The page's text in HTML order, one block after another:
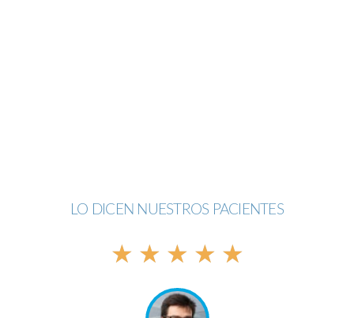
LO DICEN NUESTROS PACIENTES
★ ★ ★ ★ ★